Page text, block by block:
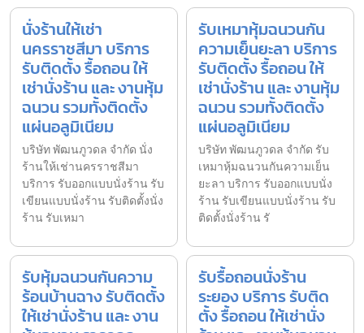
นั่งร้านให้เช่า
นครราชสีมา บริการ
รับติดตั้ง รื้อถอน ให้
เช่านั่งร้าน และ งานหุ้ม
ฉนวน รวมทั้งติดตั้ง
แผ่นอลูมิเนียม
บริษัท พัฒนภูวดล จำกัด นั่ง
ร้านให้เช่านครราชสีมา
บริการ รับออกแบบนั่งร้าน รับ
เขียนแบบนั่งร้าน รับติดตั้งนั่ง
ร้าน รับเหมา
รับเหมาหุ้มฉนวนกัน
ความเย็นยะลา บริการ
รับติดตั้ง รื้อถอน ให้
เช่านั่งร้าน และ งานหุ้ม
ฉนวน รวมทั้งติดตั้ง
แผ่นอลูมิเนียม
บริษัท พัฒนภูวดล จำกัด รับ
เหมาหุ้มฉนวนกันความเย็น
ยะลา บริการ รับออกแบบนั่ง
ร้าน รับเขียนแบบนั่งร้าน รับ
ติดตั้งนั่งร้าน รั
รับหุ้มฉนวนกันความ
ร้อนบ้านฉาง รับติดตั้ง
ให้เช่านั่งร้าน และ งาน
รับรื้อถอนนั่งร้าน
ระยอง บริการ รับติด
ตั้ง รื้อถอน ให้เช่านั่ง